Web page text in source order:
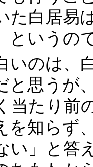
た白居易
というの
いのは、
と思うが
当たり前
を知らず
い」と答